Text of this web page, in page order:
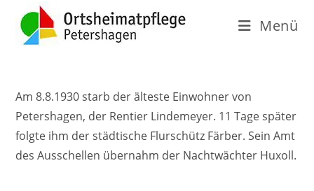
Menü
Am 8.8.1930 starb der älteste Einwohner von
Petershagen, der Rentier Lindemeyer. 11 Tage später
folgte ihm der städtische Flurschütz Färber. Sein Amt
des Ausschellen übernahm der Nachtwächter Huxoll.